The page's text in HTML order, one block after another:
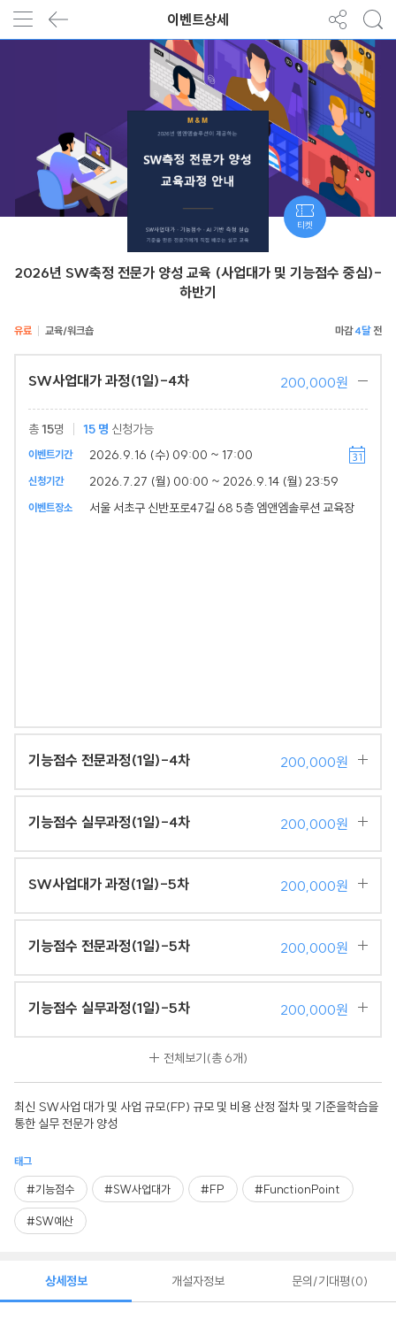
이벤트상세
2026년 SW축정 전문가 양성 교육 (사업대가 및 기능점수 중심)-
하반기
유료 교육/워크숍 4달
SW사업대가 과정(1일)-4차 200,000원
총15명 15 명 신청가능
이벤트기간 2026.9.16 (수) 09:00 ~ 17:00
신청기간 2026.7.27 (월) 00:00 ~ 2026.9.14 (월) 23:59
이벤트장소 서울 서초구 신반포로47길 68 5층 엠앤엠솔루션 교육장
기능점수 전문과정(1일)-4차 200,000원
기능점수 실무과정(1일)-4차 200,000원
SW사업대가 과정(1일)-5차 200,000원
기능점수 전문과정(1일)-5차 200,000원
기능점수 실무과정(1일)-5차 200,000원
전체보기(총 6개)
최신 SW사업 대가 및 사업 규모(FP) 규모 및 비용 산정 절차 및 기준을학습을
통한 실무 전문가 양성
태그
#기능점수 #SW사업대가 #FP #FunctionPoint
#SW예산
티켓
상세정보 개설자정보 문의/기대평 0